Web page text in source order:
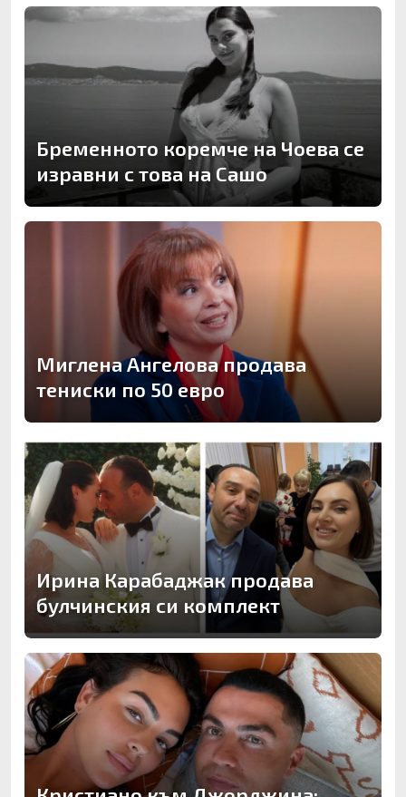
Бременното коремче на Чоева се
изравни с това на Сашо
Миглена Ангелова продава
тениски по 50 евро
Ирина Карабаджак продава
булчинския си комплект